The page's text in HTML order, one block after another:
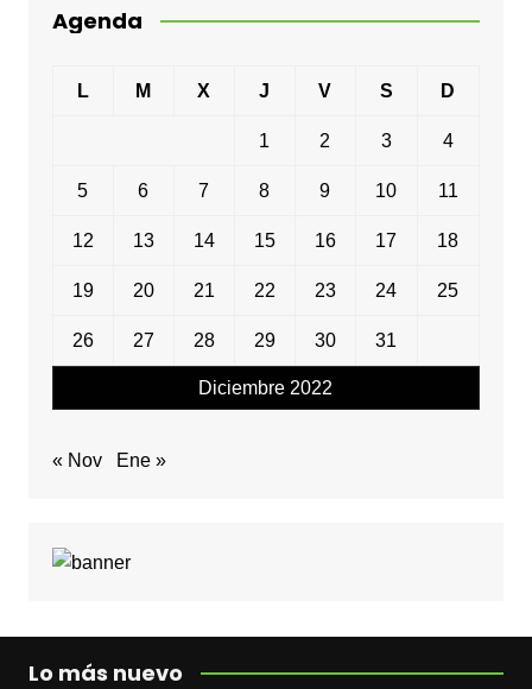
Agenda
Diciembre 2022
L M X J V S D
1 2 3 4
5 6 7 8 9 10 11
12 13 14 15 16 17 18
19 20 21 22 23 24 25
26 27 28 29 30 31
« Nov Ene »
Lo más nuevo